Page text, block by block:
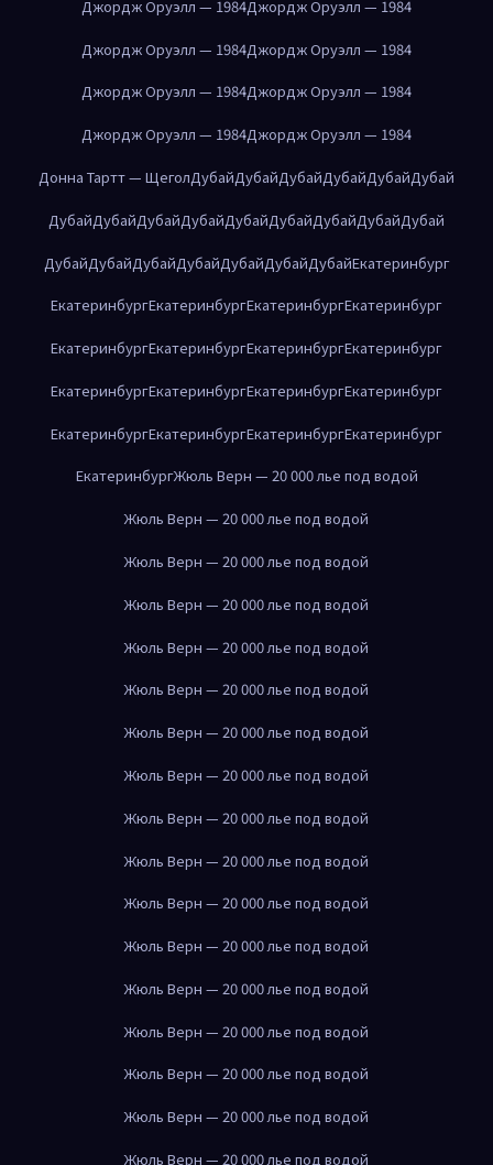
Джордж Оруэлл — 1984Джордж Оруэлл — 1984
Джордж Оруэлл — 1984Джордж Оруэлл — 1984
Джордж Оруэлл — 1984Джордж Оруэлл — 1984
Джордж Оруэлл — 1984Джордж Оруэлл — 1984
Донна Тартт — ЩеголДубайДубайДубайДубайДубайДубай
ДубайДубайДубайДубайДубайДубайДубайДубайДубай
ДубайДубайДубайДубайДубайДубайДубайЕкатеринбург
ЕкатеринбургЕкатеринбургЕкатеринбургЕкатеринбург
ЕкатеринбургЕкатеринбургЕкатеринбургЕкатеринбург
ЕкатеринбургЕкатеринбургЕкатеринбургЕкатеринбург
ЕкатеринбургЕкатеринбургЕкатеринбургЕкатеринбург
ЕкатеринбургЖюль Верн — 20 000 лье под водой
Жюль Верн — 20 000 лье под водой
Жюль Верн — 20 000 лье под водой
Жюль Верн — 20 000 лье под водой
Жюль Верн — 20 000 лье под водой
Жюль Верн — 20 000 лье под водой
Жюль Верн — 20 000 лье под водой
Жюль Верн — 20 000 лье под водой
Жюль Верн — 20 000 лье под водой
Жюль Верн — 20 000 лье под водой
Жюль Верн — 20 000 лье под водой
Жюль Верн — 20 000 лье под водой
Жюль Верн — 20 000 лье под водой
Жюль Верн — 20 000 лье под водой
Жюль Верн — 20 000 лье под водой
Жюль Верн — 20 000 лье под водой
Жюль Верн — 20 000 лье под водой